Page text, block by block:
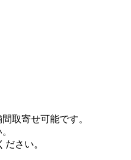
取寄せ可能です。
さい。